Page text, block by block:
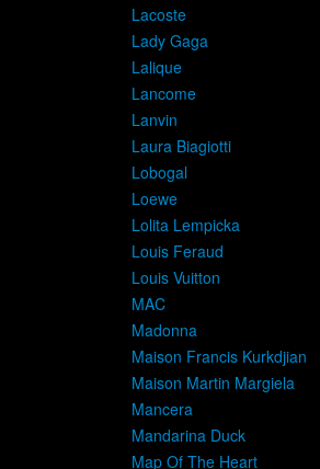
Lacoste
Lady Gaga
Lalique
Lancome
Lanvin
Laura Biagiotti
Lobogal
Loewe
Lolita Lempicka
Louis Feraud
Louis Vuitton
MAC
Madonna
Maison Francis Kurkdjian
Maison Martin Margiela
Mancera
Mandarina Duck
Map Of The Heart